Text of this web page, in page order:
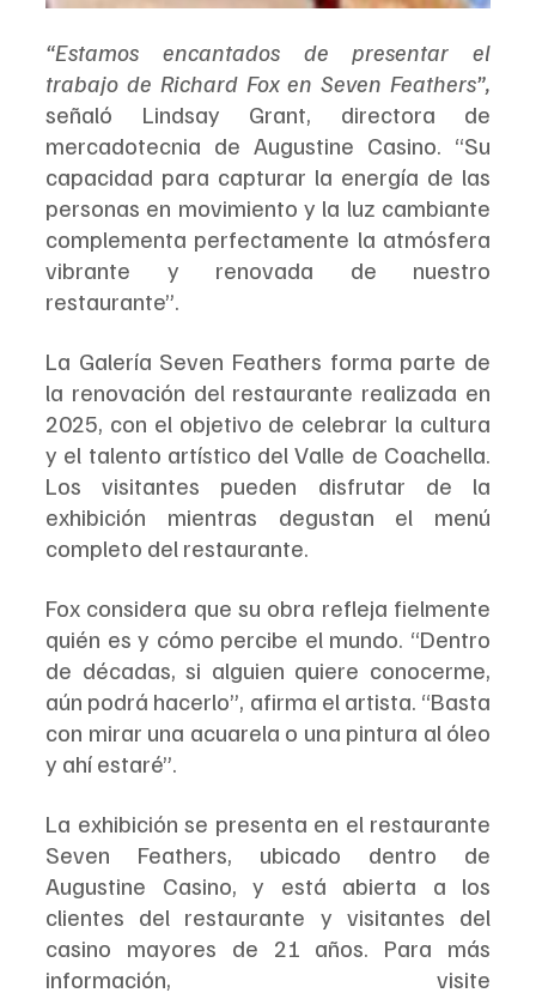
“Estamos encantados de presentar el
trabajo de Richard Fox en Seven Feathers”,
señaló Lindsay Grant, directora de
mercadotecnia de Augustine Casino. “Su
capacidad para capturar la energía de las
personas en movimiento y la luz cambiante
complementa perfectamente la atmósfera
vibrante y renovada de nuestro
restaurante”.
La Galería Seven Feathers forma parte de
la renovación del restaurante realizada en
2025, con el objetivo de celebrar la cultura
y el talento artístico del Valle de Coachella.
Los visitantes pueden disfrutar de la
exhibición mientras degustan el menú
completo del restaurante.
Fox considera que su obra refleja fielmente
quién es y cómo percibe el mundo. “Dentro
de décadas, si alguien quiere conocerme,
aún podrá hacerlo”, afirma el artista. “Basta
con mirar una acuarela o una pintura al óleo
y ahí estaré”.
La exhibición se presenta en el restaurante
Seven Feathers, ubicado dentro de
Augustine Casino, y está abierta a los
clientes del restaurante y visitantes del
casino mayores de 21 años. Para más